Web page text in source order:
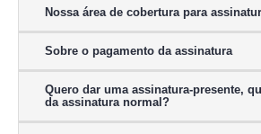
Nossa área de cobertura para
Sobre o pagamento da assinatura
Quero dar uma assinatura-presente,
da assinatura normal?